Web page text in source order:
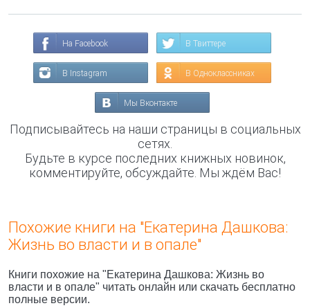
На Facebook В Твиттере
В Instagram В Одноклассниках
Мы Вконтакте
Подписывайтесь на наши страницы в социальных
сетях.
Будьте в курсе последних книжных новинок,
комментируйте, обсуждайте. Мы ждём Вас!
Похожие книги на "Екатерина Дашкова:
Жизнь во власти и в опале"
Книги похожие на "Екатерина Дашкова: Жизнь во
власти и в опале" читать онлайн или скачать бесплатно
полные версии.